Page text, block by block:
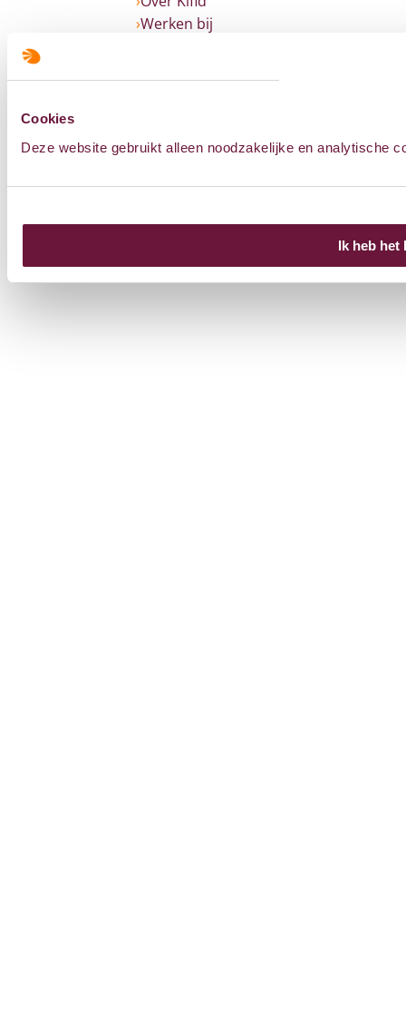
Cookies
Deze website gebruikt alleen noodzakelijke en analytische
Ik heb het
Werken bij
Volg ons op
Uw privacyCookiesColofonSitemap